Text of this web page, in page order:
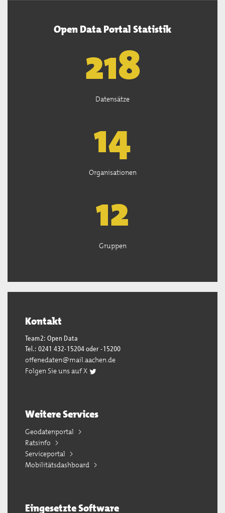
Open Data Portal Statistik
220
Datensätze
15
Organisationen
13
Gruppen
Kontakt
Team2: Open Data
Tel.: 0241 432-15204 oder -15200
offenedaten@mail.aachen.de
Folgen Sie uns auf X
Weitere Services
Geodatenportal
Ratsinfo
Serviceportal
Mobilitätsdashboard
Eingesetzte Software